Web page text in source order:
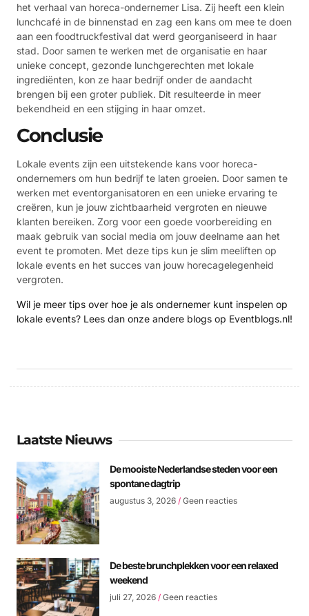
het verhaal van horeca-ondernemer Lisa. Zij heeft een klein
lunchcafé in de binnenstad en zag een kans om mee te doen
aan een foodtruckfestival dat werd georganiseerd in haar
stad. Door samen te werken met de organisatie en haar
unieke concept, gezonde lunchgerechten met lokale
ingrediënten, kon ze haar bedrijf onder de aandacht
brengen bij een groter publiek. Dit resulteerde in meer
bekendheid en een stijging in haar omzet.
Conclusie
Lokale events zijn een uitstekende kans voor horeca-
ondernemers om hun bedrijf te laten groeien. Door samen te
werken met eventorganisatoren en een unieke ervaring te
creëren, kun je jouw zichtbaarheid vergroten en nieuwe
klanten bereiken. Zorg voor een goede voorbereiding en
maak gebruik van social media om jouw deelname aan het
event te promoten. Met deze tips kun je slim meeliften op
lokale events en het succes van jouw horecagelegenheid
vergroten.
Wil je meer tips over hoe je als ondernemer kunt inspelen op
lokale events? Lees dan onze andere blogs op Eventblogs.nl!
Laatste Nieuws
De mooiste Nederlandse steden voor een
spontane dagtrip
augustus 3, 2026 Geen reacties
De beste brunchplekken voor een relaxed
weekend
juli 27, 2026 Geen reacties